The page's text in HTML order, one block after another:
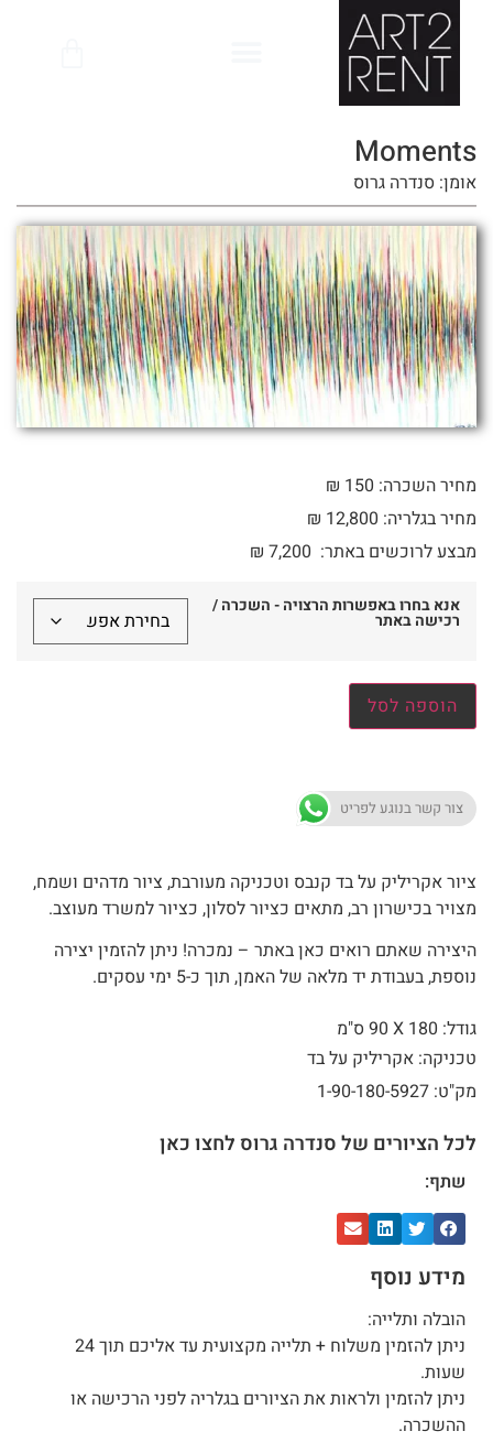
Moments
אומן: סנדרה גרוס
מחיר השכרה: 150 ₪
מחיר בגלריה: 12,800 ₪
מבצע לרוכשים באתר:
₪ 7,200
אנא בחרו באפשרות הרצויה - השכרה /
רכישה באתר
הוספה לסל
צור קשר בנוגע לפריט
ציור אקריליק על בד קנבס וטכניקה מעורבת, ציור מדהים ושמח,
מצויר בכישרון רב, מתאים כציור לסלון, כציור למשרד מעוצב.
היצירה שאתם רואים כאן באתר – נמכרה! ניתן להזמין יצירה
נוספת, בעבודת יד מלאה של האמן, תוך כ-5 ימי עסקים.
גודל: 180 X
90 ס"מ
טכניקה: אקריליק על בד
מק"ט: 1-90-180-5927
לכל הציורים של סנדרה גרוס לחצו כאן
שתף:
מידע נוסף
הובלה ותלייה:
ניתן להזמין משלוח + תלייה מקצועית עד אליכם תוך 24
שעות.
ניתן להזמין ולראות את הציורים בגלריה לפני הרכישה או
ההשכרה.